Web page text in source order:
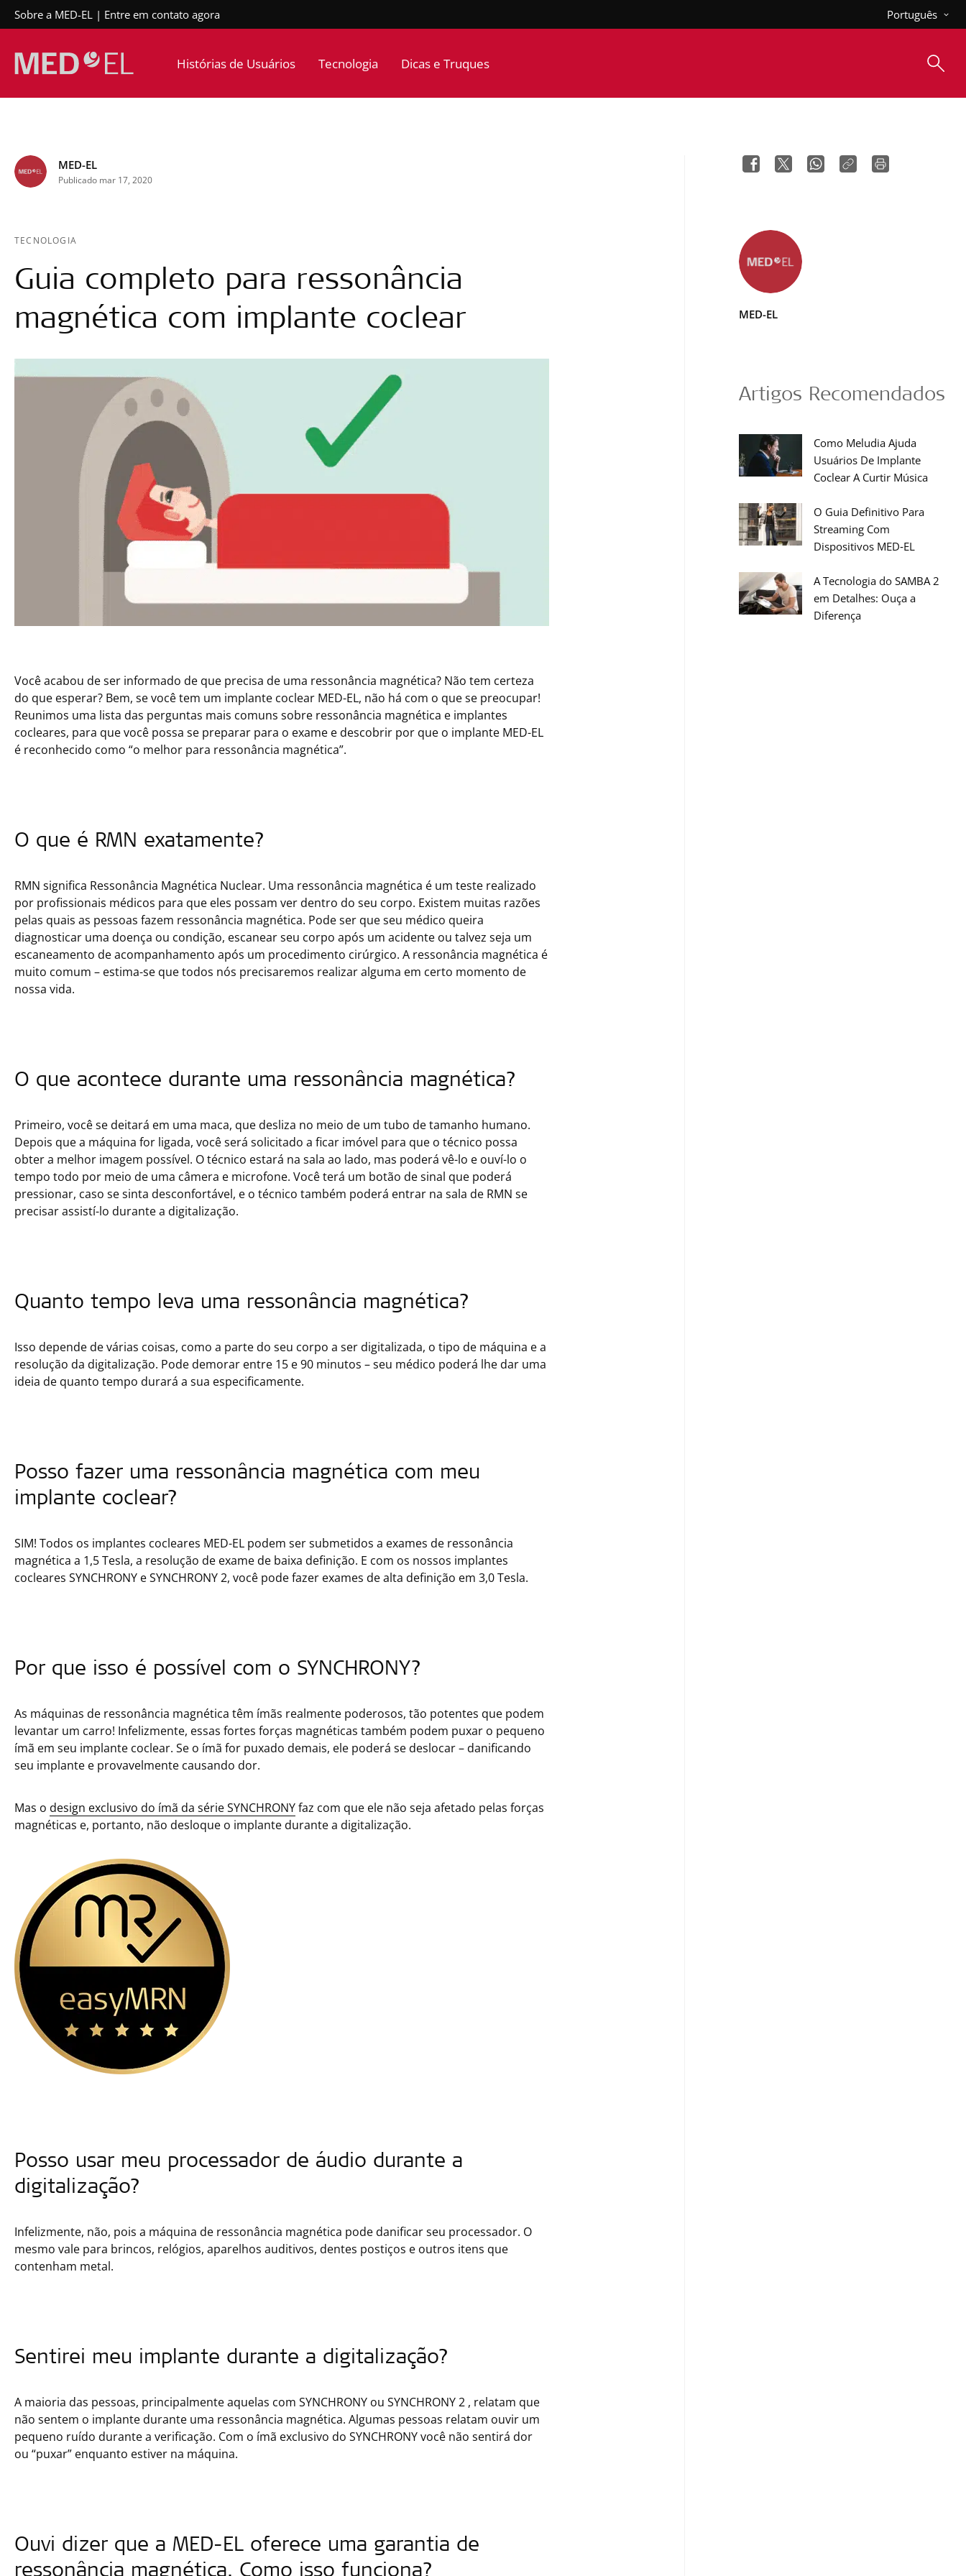
Sobre a MED-EL Entre em contato agora Português
Histórias de Usuários Tecnologia Dicas e Truques
MED-EL
Publicado mar 17, 2020
TECNOLOGIA
Guia completo para ressonância
magnética com implante coclear
Você acabou de ser informado de que precisa de uma ressonância magnética? Não tem certeza
do que esperar? Bem, se você tem um implante coclear MED-EL, não há com o que se preocupar!
Reunimos uma lista das perguntas mais comuns sobre ressonância magnética e implantes
cocleares, para que você possa se preparar para o exame e descobrir por que o implante MED-EL
é reconhecido como “o melhor para ressonância magnética”.
O que é RMN exatamente?
RMN significa Ressonância Magnética Nuclear. Uma ressonância magnética é um teste realizado
por profissionais médicos para que eles possam ver dentro do seu corpo. Existem muitas razões
pelas quais as pessoas fazem ressonância magnética. Pode ser que seu médico queira
diagnosticar uma doença ou condição, escanear seu corpo após um acidente ou talvez seja um
escaneamento de acompanhamento após um procedimento cirúrgico. A ressonância magnética é
muito comum – estima-se que todos nós precisaremos realizar alguma em certo momento de
nossa vida.
O que acontece durante uma ressonância magnética?
Primeiro, você se deitará em uma maca, que desliza no meio de um tubo de tamanho humano.
Depois que a máquina for ligada, você será solicitado a ficar imóvel para que o técnico possa
obter a melhor imagem possível. O técnico estará na sala ao lado, mas poderá vê-lo e ouví-lo o
tempo todo por meio de uma câmera e microfone. Você terá um botão de sinal que poderá
pressionar, caso se sinta desconfortável, e o técnico também poderá entrar na sala de RMN se
precisar assistí-lo durante a digitalização.
Quanto tempo leva uma ressonância magnética?
Isso depende de várias coisas, como a parte do seu corpo a ser digitalizada, o tipo de máquina e a
resolução da digitalização. Pode demorar entre 15 e 90 minutos – seu médico poderá lhe dar uma
ideia de quanto tempo durará a sua especificamente.
Posso fazer uma ressonância magnética com meu
implante coclear?
SIM! Todos os implantes cocleares MED-EL podem ser submetidos a exames de ressonância
magnética a 1,5 Tesla, a resolução de exame de baixa definição. E com os nossos implantes
cocleares SYNCHRONY e SYNCHRONY 2, você pode fazer exames de alta definição em 3,0 Tesla.
Por que isso é possível com o SYNCHRONY?
As máquinas de ressonância magnética têm ímãs realmente poderosos, tão potentes que podem
levantar um carro! Infelizmente, essas fortes forças magnéticas também podem puxar o pequeno
ímã em seu implante coclear. Se o ímã for puxado demais, ele poderá se deslocar – danificando
seu implante e provavelmente causando dor.
Mas o design exclusivo do ímã da série SYNCHRONYfaz com que ele não seja afetado pelas forças
magnéticas e, portanto, não desloque o implante durante a digitalização.
Posso usar meu processador de áudio durante a
digitalização?
Infelizmente, não, pois a máquina de ressonância magnética pode danificar seu processador. O
mesmo vale para brincos, relógios, aparelhos auditivos, dentes postiços e outros itens que
contenham metal.
Sentirei meu implante durante a digitalização?
A maioria das pessoas, principalmente aquelas com SYNCHRONY ou SYNCHRONY 2 , relatam que
não sentem o implante durante uma ressonância magnética. Algumas pessoas relatam ouvir um
pequeno ruído durante a verificação. Com o ímã exclusivo do SYNCHRONY você não sentirá dor
ou “puxar” enquanto estiver na máquina.
Ouvi dizer que a MED-EL oferece uma garantia de
ressonância magnética. Como isso funciona?
MED-EL
Artigos Recomendados
Como Meludia Ajuda
Usuários De Implante
Coclear A Curtir Música
O Guia Definitivo Para
Streaming Com
Dispositivos MED‑EL
A Tecnologia do SAMBA 2
em Detalhes: Ouça a
Diferença